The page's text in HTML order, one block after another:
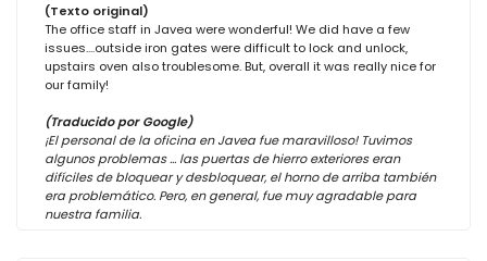
(Texto original)
The office staff in Javea were wonderful! We did have a few
issues....outside iron gates were difficult to lock and unlock,
upstairs oven also troublesome. But, overall it was really nice for
our family!
(Traducido por Google)
¡El personal de la oficina en Javea fue maravilloso! Tuvimos
algunos problemas ... las puertas de hierro exteriores eran
difíciles de bloquear y desbloquear, el horno de arriba también
era problemático. Pero, en general, fue muy agradable para
nuestra familia.